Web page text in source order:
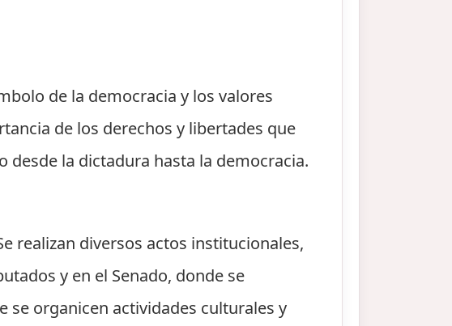
de la democracia y los valores
de los derechos y libertades que
la dictadura hasta la democracia.
realizan diversos actos institucionales,
y en el Senado, donde se
se organicen actividades culturales y